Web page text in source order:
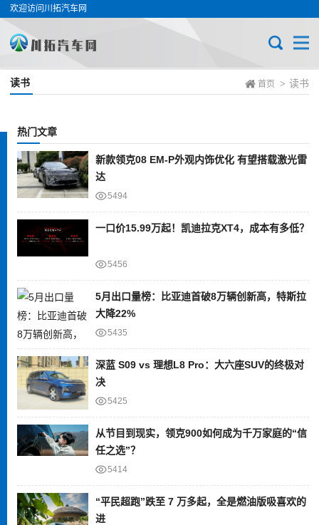
欢迎访问川拓汽车网
首页 > 读书
读书
热门文章
新款领克08 EM-P外观内饰优化 有望搭载激光雷
达
5494
一口价15.99万起！凯迪拉克XT4，成本有多低？
5456
5月出口量榜：比亚迪首破8万辆创新高，特斯拉
大降22%
5435
深蓝 S09 vs 理想L8 Pro：大六座SUV的终极对
决
5425
从节目到现实，领克900如何成为千万家庭的“信
任之选”？
5414
“平民超跑”跌至 7 万多起，全是燃油版吸喜欢的
进